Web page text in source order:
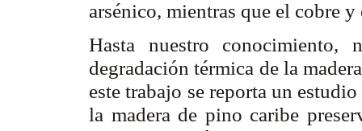
arsénico, mientras que el cobre
Hasta nuestro
degradación térmica de la
este trabajo se reporta un
la madera de pino caribe